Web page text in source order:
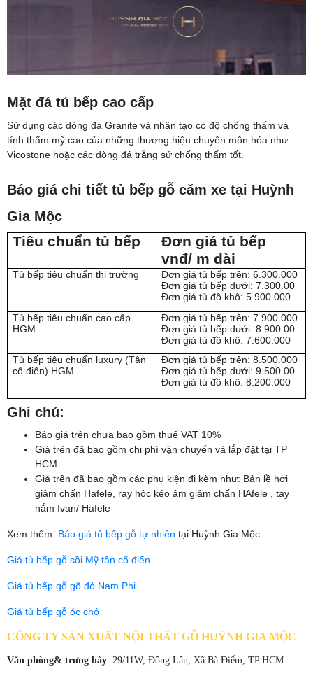
Mặt đá tủ bếp cao cấp
Sử dụng các dòng đá Granite và nhân tạo có độ chống thấm và
tính thẩm mỹ cao của những thương hiệu chuyên môn hóa như:
Vicostone hoặc các dòng đá trắng sứ chống thấm tốt.
Báo giá chi tiết tủ bếp gỗ căm xe tại Huỳnh
Gia Mộc
Tiêu chuẩn tủ bếp
Đơn giá tủ bếp
vnđ/ m dài
Tủ bếp tiêu chuẩn thị trường
Đơn giá tủ bếp trên: 6.300.000
Đơn giá tủ bếp dưới: 7.300.00
Đơn giá tủ đồ khô: 5.900.000
Tủ bếp tiêu chuẩn cao cấp
HGM
Đơn giá tủ bếp trên: 7.900.000
Đơn giá tủ bếp dưới: 8.900.00
Đơn giá tủ đồ khô: 7.600.000
Tủ bếp tiêu chuẩn luxury (Tân
cổ điển) HGM
Đơn giá tủ bếp trên: 8.500.000
Đơn giá tủ bếp dưới: 9.500.00
Đơn giá tủ đồ khô: 8.200.000
Ghi chú:
Báo giá trên chưa bao gồm thuế VAT 10%
Giá trên đã bao gồm chi phí vận chuyển và lắp đặt tại TP
HCM
Giá trên đã bao gồm các phụ kiện đi kèm như: Bản lề hơi
giảm chấn Hafele, ray hộc kéo âm giảm chấn HAfele , tay
nắm Ivan/ Hafele
Xem thêm: Báo giá tủ bếp gỗ tự nhiên tại Huỳnh Gia Mộc
Giá tủ bếp gỗ sồi Mỹ tân cổ điển
Giá tủ bếp gỗ gõ đỏ Nam Phi
Giá tủ bếp gỗ óc chó
CÔNG TY SẢN XUẤT NỘI THẤT GỖ HUỲNH GIA MỘC
Văn phòng& trưng bày: 29/11W, Đông Lân, Xã Bà Điểm, TP HCM